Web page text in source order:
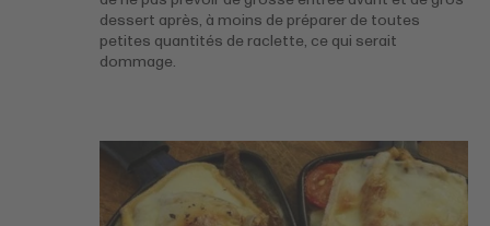
dessert après, à moins de préparer de toutes
petites quantités de raclette, ce qui serait
dommage.